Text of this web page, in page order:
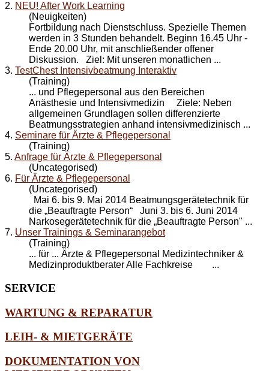
2. NEU! After Work Learning
(Neuigkeiten)
Fortbildung nach Dienstschluss. Spezielle Themen
werden in 3 Stunden behandelt. Beginn 16.45 Uhr -
Ende 20.00 Uhr, mit anschließender offener
Diskussion. Ziel: Mit unseren monatlichen ...
3. TestChest Intensivbeatmung Interaktiv
(Training)
... und Pflegepersonal aus den Bereichen
Anästhesie und Intensivmedizin Ziele: Neben
allgemeinen Grundlagen sollen differenzierte
Beatmungsstrategien anhand intensivmedizinisch ...
4. Seminare für Ärzte & Pflegepersonal
(Training)
5. Anfrage für Ärzte & Pflegepersonal
(Uncategorised)
6. Für Ärzte & Pflegepersonal
(Uncategorised)
Mai 6. bis 9. Mai 2014 Beatmungsgerätetechnik für
die „Beauftragte Person“ Juni 3. bis 6. Juni 2014
Narkosegerätetechnik für die „Beauftragte Person" ...
7. Unser Trainings & Seminarangebot
(Training)
... für ... Ärzte & Pflegepersonal
Medizintechniker &
Medizinproduktberater Alle Fachkreise ...
SERVICE
WARTUNG & REPARATUR
LEIH- & MIETGERÄTE
DOKUMENTATION VON